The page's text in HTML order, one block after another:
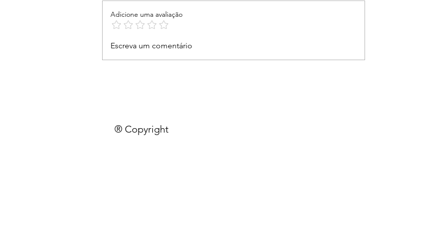
Adicione uma avaliação
Escreva um comentário
® Copyright